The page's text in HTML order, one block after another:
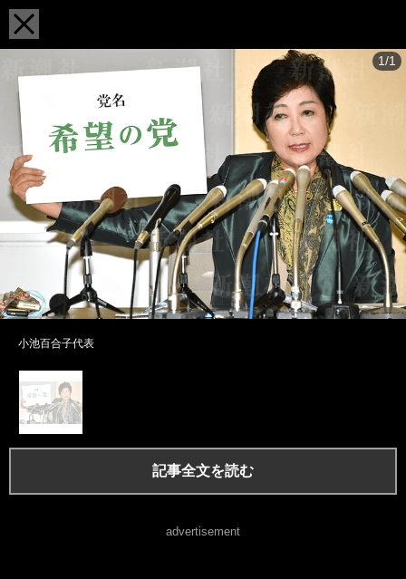
1/1
小池百合子代表
記事全文を読む
advertisement